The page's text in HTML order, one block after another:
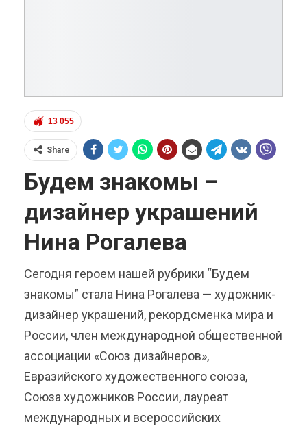
13 055
Share
Будем знакомы –
дизайнер украшений
Нина Рогалева
Сегодня героем нашей рубрики “Будем
знакомы” стала Нина Рогалева — художник-
дизайнер украшений, рекордсменка мира и
России, член международной общественной
ассоциации «Союз дизайнеров»,
Евразийского художественного союза,
Союза художников России, лауреат
международных и всероссийских